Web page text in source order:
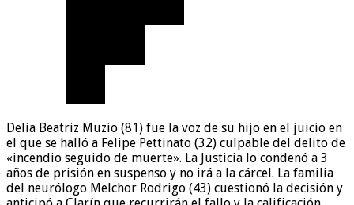
Delia Beatriz Muzio (81) fue la voz de su hijo en el juicio en
el que se halló a Felipe Pettinato (32) culpable del delito de
«incendio seguido de muerte». La Justicia lo condenó a 3
años de prisión en suspenso y no irá a la cárcel. La familia
del neurólogo Melchor Rodrigo (43) cuestionó la decisión y